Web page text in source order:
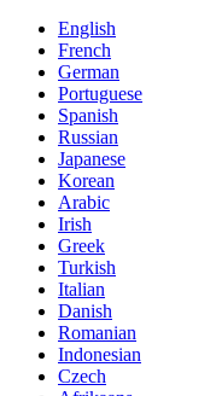
English
French
German
Portuguese
Spanish
Russian
Japanese
Korean
Arabic
Irish
Greek
Turkish
Italian
Danish
Romanian
Indonesian
Czech